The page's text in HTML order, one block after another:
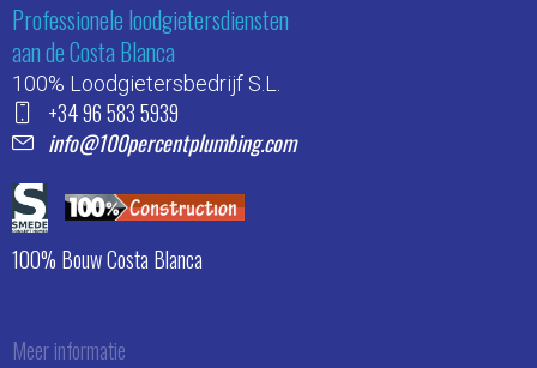
Professionele loodgietersdiensten
aan de Costa Blanca
100% Loodgietersbedrijf S.L.
+34 96 583 5939
info@100percentplumbing.com
100% Bouw Costa Blanca
Meer informatie